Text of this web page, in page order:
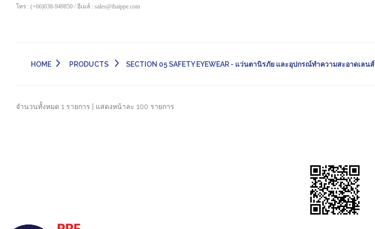
โทร : (+66)038-949850 / อีเมล์ : sales@thaippe.com
HOME PRODUCTS SECTION 05 SAFETY EYEWEAR - แว่นตานิรภัย และอุปกรณ์ทำความสะอาดเลนส์
จำนวนทั้งหมด 1 รายการ | แสดงหน้าละ 100 รายการ